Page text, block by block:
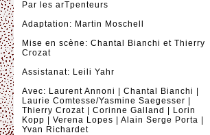
Par les arTpenteurs
Adaptation: Martin Moschell
Mise en scène: Chantal Bianchi et Thierry
Crozat
Assistanat: Leili Yahr
Avec: Laurent Annoni | Chantal Bianchi |
Laurie Comtesse/Yasmine Saegesser |
Thierry Crozat | Corinne Galland | Lorin
Kopp | Verena Lopes | Alain Serge Porta |
Yvan Richardet